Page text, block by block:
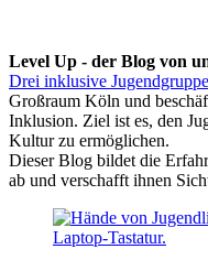
Level Up - der Blog von
Drei inklusive
Großraum Köln und
Inklusion. Ziel ist es, den
Kultur zu ermöglichen.
Dieser Blog bildet die
ab und verschafft ihnen